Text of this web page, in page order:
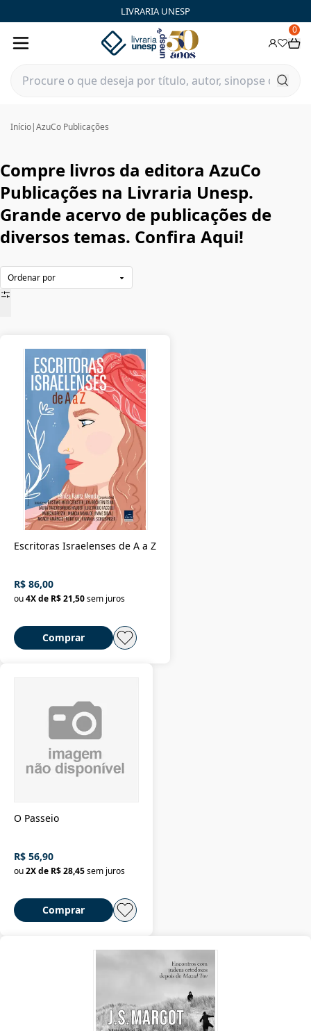
LIVRARIA UNESP
0
Início|AzuCo Publicações
Compre livros da editora AzuCo
Publicações na Livraria Unesp.
Grande acervo de publicações de
diversos temas. Confira Aqui!
Escritoras Israelenses de A a Z
R$ 86,00
ou4X de R$ 21,50sem juros
Comprar
O Passeio
R$ 56,90
ou2X de R$ 28,45sem juros
Comprar
AzuCo Publicações|Livraria Unesp | FastStore PLP